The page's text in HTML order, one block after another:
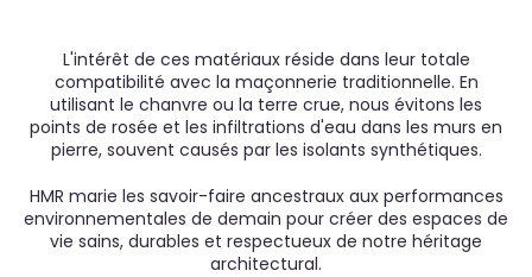
L'intérêt de ces matériaux réside dans leur totale
compatibilité avec la maçonnerie traditionnelle. En
utilisant le chanvre ou la terre crue, nous évitons les
points de rosée et les infiltrations d'eau dans les murs en
pierre, souvent causés par les isolants synthétiques.
HMR marie les savoir-faire ancestraux aux performances
environnementales de demain pour créer des espaces de
vie sains, durables et respectueux de notre héritage
architectural.